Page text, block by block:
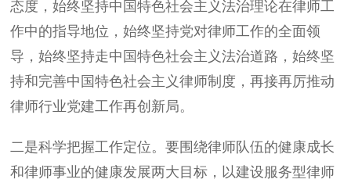
态度，始终坚持中国特色社会主义法治理论在律师工
作中的指导地位，始终坚持党对律师工作的全面领
导，始终坚持走中国特色社会主义法治道路，始终坚
持和完善中国特色社会主义律师制度，再接再厉推动
律师行业党建工作再创新局。
二是科学把握工作定位。要围绕律师队伍的健康成长
和律师事业的健康发展两大目标，以建设服务型律师